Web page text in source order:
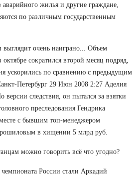
жилья и другие граждане,
по различным государственным
выглядит очень наиграно... Объем
сократился второй месяц подряд,
ускорились по сравнению с предыдущим
Петербург 29 Июн 2008 2:27 Аделия
следствия, он пытался за взятки
преследования Гендрика
с бывшим топ-менеджером
в хищении 5 млрд руб.
можно говорить всё что угодно?
России стали Аркадий